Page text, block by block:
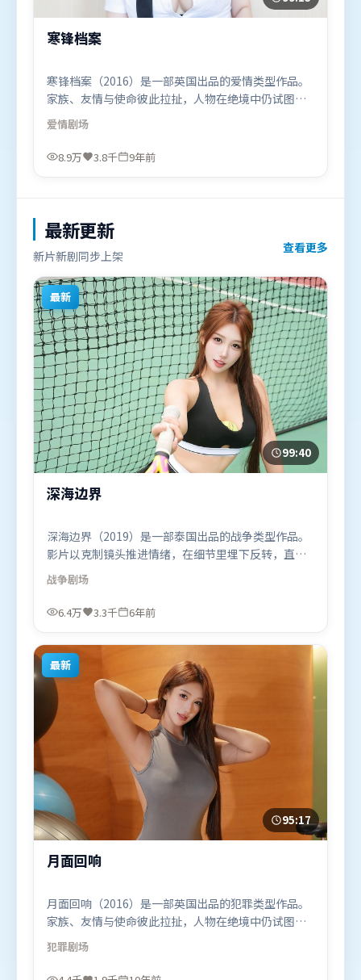
寒锋档案
寒锋档案（2016）是一部英国出品的爱情类型作品。
家族、友情与使命彼此拉扯，人物在绝境中仍试图守
住心中微光。叙事线索多线并进，最终在关键节点收
束。由郭帆执导，周迅、苍井优、木村拓哉，马东
锡、胡歌、咏梅等联袂出演。影片于2016年12月11日
爱情剧场
8.9万 3.8千 9年前
最新更新
新片新剧同步上架
查看更多
最新
99:40
深海边界
深海边界（2019）是一部泰国出品的战争类型作品。
影片以克制镜头推进情绪，在细节里埋下反转，直至
最后一刻才揭开谜底。人物关系网复杂却不凌乱，每
场对手戏都推动信息增量。由郭帆执导，易烊千玺、
杨幂、朱一龙，马东锡、段奕宏、李政宰等联袂出
上线，适合喜欢战争题材的观众观看。
战争剧场
6.4万 3.3千 6年前
最新
95:17
月面回响
月面回响（2016）是一部英国出品的犯罪类型作品。
家族、友情与使命彼此拉扯，人物在绝境中仍试图守
住心中微光。高潮段落信息密度高，情绪释放与主题
回扣同时完成。由吕克·贝松执导，张家辉、王景
春、李政宰，谭卓、全智贤等联袂出演。影片于2016
犯罪剧场